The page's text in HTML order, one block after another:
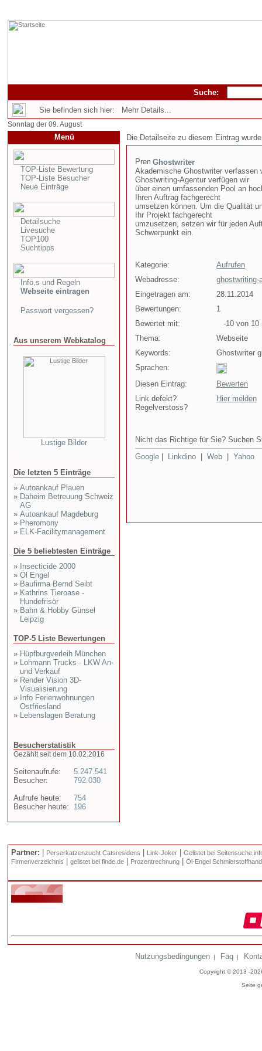
Suche:
Sie befinden sich hier: Mehr Details...
Sonntag der 09. August
Menü
TOP-Liste Bewertung
TOP-Liste Besucher
Neue Einträge
Detailsuche
Livesuche
TOP100
Suchtipps
Info,s und Regeln
Webseite eintragen
Passwort vergessen?
Aus unserem Webkatalog
Lustige Bilder
Die letzten 5 Einträge
» Autoankauf Plauen
» Daheim Betreuung Schweiz
AG
» Autoankauf Magdeburg
» Pheromony
» ELK-Facilitymanagement
Die 5 beliebtesten Einträge
» Insecticide 2000
» Öl Engel
» Baufirma Bernd Seibt
» Kathrins Tieroase -
Hundefrisör
» Bahn & Hobby Günsel
Leipzig
TOP-5 Liste Bewertungen
» Hüpfburgverleih München
» Lohmann Trucks - LKW An-
und Verkauf
» Render Vision 3D-
Visualisierung
» Info Ferienwohnungen
Ostfriesland
» Lebenslagen Beratung
Besucherstatistik
Gezählt seit dem 10.02.2016
Seitenaufrufe:
Besucher:
Aufrufe heute:
Besucher heute:
5.247.541
792.030
754
196
Die Detailseite zu diesem Eintrag
Ghostwriter
Akademische Ghostwriter verfassen
Ghostwriting-Agentur verfügen wir
über einen umfassenden Pool an
Ihren Auftrag fachgerecht
umsetzen können. Um die Qualität
Ihr Projekt fachgerecht
umzusetzen, setzen wir für jeden
Schwerpunkt ein.
Kategorie:
Aufrufen
Webadresse:
ghostwriting-
Eingetragen am:
28.11.2014
Bewertungen:
1
Bewertet mit:
-10 von 10
Thema:
Webseite
Keywords:
Ghostwriter
Sprachen:
Diesen Eintrag:
Bewerten
Link defekt?
Regelverstoss?
Hier melden
Nicht das Richtige für Sie? Suchen
Google
Linkdino Web Yahoo
Partner: Perserkatzenzucht Catsresidens Link-Joker
Gelistet bei
Firmenverzeichnis
gelistet bei finde.de Prozentrechnung Öl-Engel
Nutzungsbedingungen | Faq |
Copyright © 2013 -
Seite